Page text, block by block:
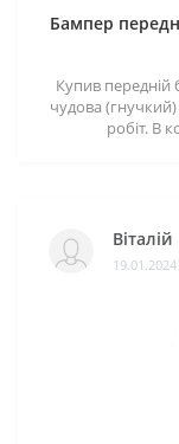
Бампер
Купив передній
чудова
робіт. В
Віталій
19.01.2024